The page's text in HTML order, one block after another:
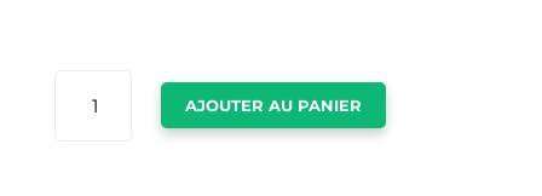
AJOUTER AU PANIER